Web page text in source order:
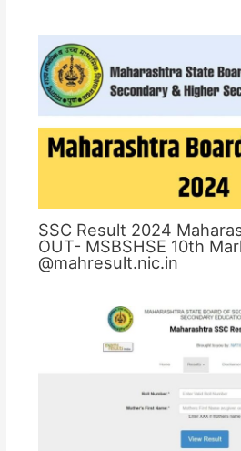
SSC Result 2024
OUT- MSBSHSE 10th
@mahresult.nic.in